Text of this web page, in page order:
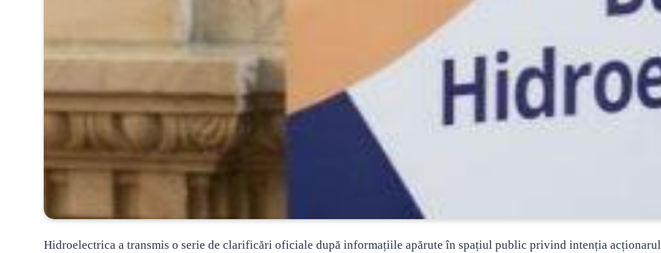
Hidroelectrica a transmis o serie de clarificări oficiale după informațiile apărute în spațiul public privind intenția